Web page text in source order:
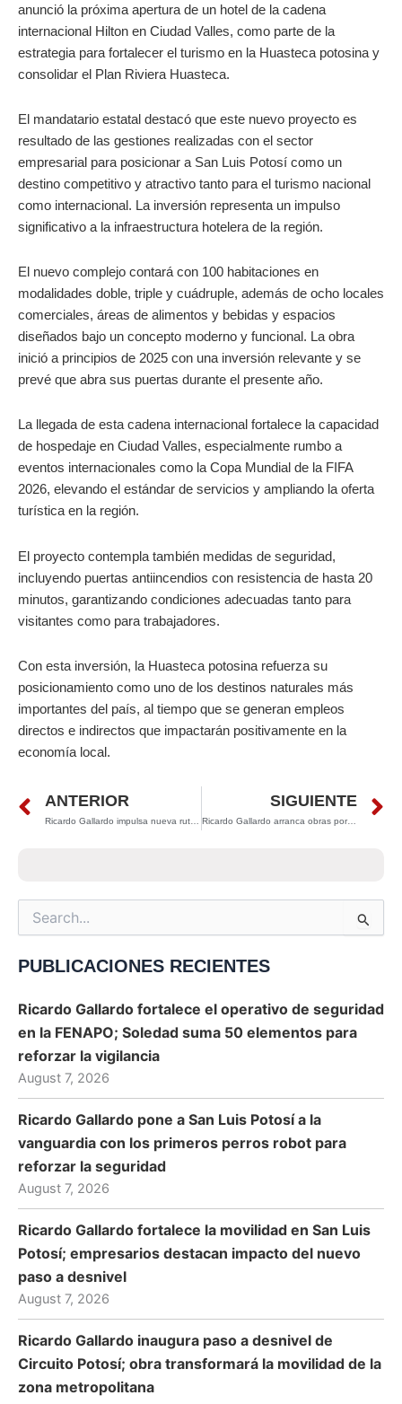
anunció la próxima apertura de un hotel de la cadena
internacional Hilton en Ciudad Valles, como parte de la
estrategia para fortalecer el turismo en la Huasteca potosina y
consolidar el Plan Riviera Huasteca.
El mandatario estatal destacó que este nuevo proyecto es
resultado de las gestiones realizadas con el sector
empresarial para posicionar a San Luis Potosí como un
destino competitivo y atractivo tanto para el turismo nacional
como internacional. La inversión representa un impulso
significativo a la infraestructura hotelera de la región.
El nuevo complejo contará con 100 habitaciones en
modalidades doble, triple y cuádruple, además de ocho locales
comerciales, áreas de alimentos y bebidas y espacios
diseñados bajo un concepto moderno y funcional. La obra
inició a principios de 2025 con una inversión relevante y se
prevé que abra sus puertas durante el presente año.
La llegada de esta cadena internacional fortalece la capacidad
de hospedaje en Ciudad Valles, especialmente rumbo a
eventos internacionales como la Copa Mundial de la FIFA
2026, elevando el estándar de servicios y ampliando la oferta
turística en la región.
El proyecto contempla también medidas de seguridad,
incluyendo puertas antiincendios con resistencia de hasta 20
minutos, garantizando condiciones adecuadas tanto para
visitantes como para trabajadores.
Con esta inversión, la Huasteca potosina refuerza su
posicionamiento como uno de los destinos naturales más
importantes del país, al tiempo que se generan empleos
directos e indirectos que impactarán positivamente en la
economía local.
Prev
ANTERIOR SIGUIENTE
Ricardo Gallardo arranca obras por más de 34 mdp en Cerritos y fortalece deporte, movilidad y seguridad
Search
for:
PUBLICACIONES RECIENTES
Ricardo Gallardo fortalece el operativo de seguridad
en la FENAPO; Soledad suma 50 elementos para
reforzar la vigilancia
August 7, 2026
Ricardo Gallardo pone a San Luis Potosí a la
vanguardia con los primeros perros robot para
reforzar la seguridad
August 7, 2026
Ricardo Gallardo fortalece la movilidad en San Luis
Potosí; empresarios destacan impacto del nuevo
paso a desnivel
August 7, 2026
Ricardo Gallardo inaugura paso a desnivel de
Circuito Potosí; obra transformará la movilidad de la
zona metropolitana